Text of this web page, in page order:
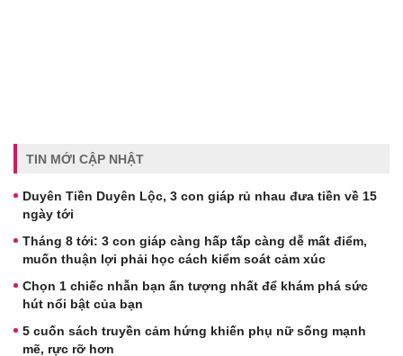
TIN MỚI CẬP NHẬT
Duyên Tiền Duyên Lộc, 3 con giáp rủ nhau đưa tiền về 15
ngày tới
Tháng 8 tới: 3 con giáp càng hấp tấp càng dễ mất điểm,
muốn thuận lợi phải học cách kiểm soát cảm xúc
Chọn 1 chiếc nhẫn bạn ấn tượng nhất để khám phá sức
hút nổi bật của bạn
5 cuốn sách truyền cảm hứng khiến phụ nữ sống mạnh
mẽ, rực rỡ hơn